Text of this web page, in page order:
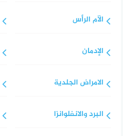
الآم الرأس
الإدمان
الامراض الجلدية
البرد والانفلوانزا